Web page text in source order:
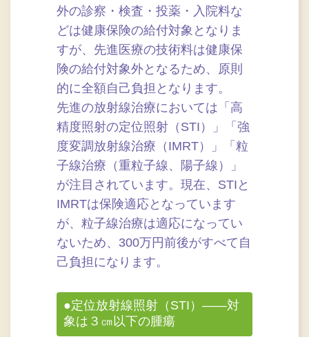
外の診察・検査・投薬・入院料な
どは健康保険の給付対象となりま
すが、先進医療の技術料は健康保
険の給付対象外となるため、原則
的に全額自己負担となります。
先進の放射線治療においては「高
精度照射の定位照射（STI）」「強
度変調放射線治療（IMRT）」「粒
子線治療（重粒子線、陽子線）」
が注目されています。現在、STIと
IMRTは保険適応となっています
が、粒子線治療は適応になってい
ないため、300万円前後がすべて自
己負担になります。
●定位放射線照射（STI）――対
象は３㎝以下の腫瘍